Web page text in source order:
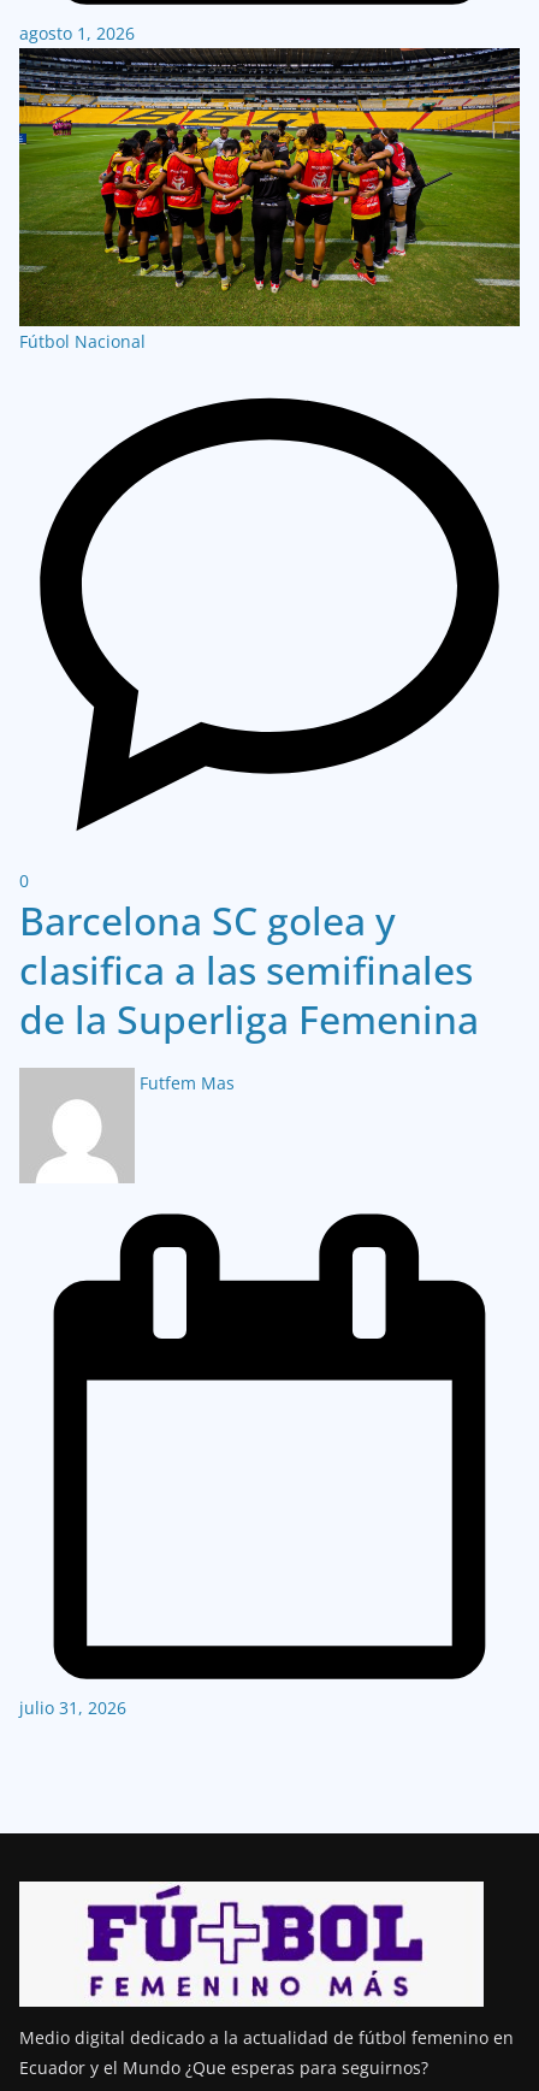
agosto 1, 2026
Fútbol Nacional
0
Barcelona SC golea y
clasifica a las semifinales
de la Superliga Femenina
Futfem Mas
julio 31, 2026
Medio digital dedicado a la actualidad de fútbol femenino en
Ecuador y el Mundo ¿Que esperas para seguirnos?